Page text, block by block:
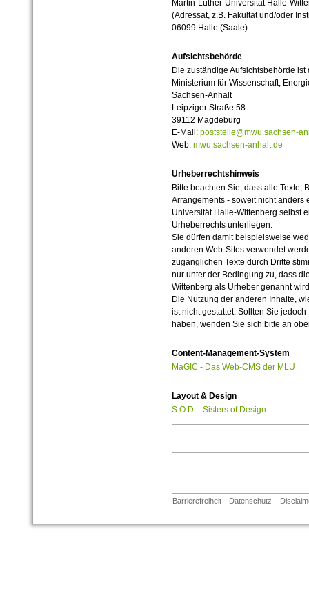
Martin-Luther-Universität Halle-
(Adressat, z.B. Fakultät und/oder
06099 Halle (Saale)
Aufsichtsbehörde
Die zuständige Aufsichtsbehörde ist
Ministerium für Wissenschaft,
Sachsen-Anhalt
Leipziger Straße 58
39112 Magdeburg
E-Mail: poststelle@mwu.sachsen-
Web: mwu.sachsen-anhalt.de
Urheberrechtshinweis
Bitte beachten Sie, dass alle Texte,
Arrangements - soweit nicht anders
Universität Halle-Wittenberg selbst
Urheberrechts unterliegen.
Sie dürfen damit beispielsweise
anderen Web-Sites verwendet
zugänglichen Texte durch Dritte
nur unter der Bedingung zu, dass
Wittenberg als Urheber genannt
Die Nutzung der anderen Inhalte,
ist nicht gestattet. Sollten Sie
haben, wenden Sie sich bitte an
Content-Management-System
MaGIC - Das Web-CMS der MLU
Layout & Design
S.O.D. - Sisters of Design
Barrierefreiheit Datenschutz